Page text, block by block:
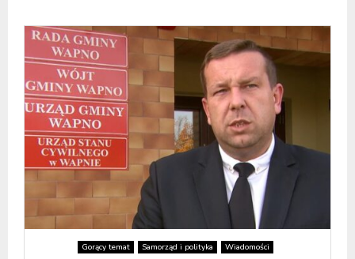
Gorący temat Samorząd i polityka Wiadomości